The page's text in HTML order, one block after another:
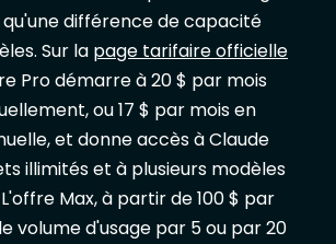
différence de capacité
Sur la page tarifaire officielle
Pro démarre à 20 $ par mois
ou 17 $ par mois en
et donne accès à Claude
illimités et à plusieurs modèles
Max, à partir de 100 $ par
volume d'usage par 5 ou par 20